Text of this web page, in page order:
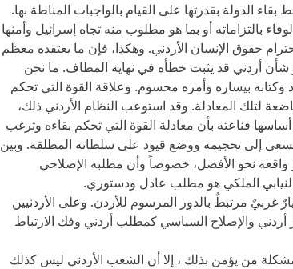
بقاء الدولة بقدرتها على القيام بالواجبات المناطة بها.
بالتزاماته أو بما هو مطلوب منه تجاه إسرائيل وأمنها
حقوق الإنسان الأردني. وهكذا، فإن ما يعتقده معظم
شأن أردني قد يثبت خطأه في نهاية المطاف. ما نحن
وكتابه بيساره وأمره محسوم. وعلاقة القوة التي تحكم
لتلك المعادلة. وقد استوعب النظام الأردني ذلك،
قناعته بأن معادلة القوة التي تحكم بقاءه وترغب
إلى تحجيمه ووضع قيود على سلطاته المطلقة. وبين
نحو الأفضل، خصوصاً وأن مطلبه الإصلاحي
النيابي الملكي هو مطلب عادل ودستوري.
غربيٌ مرتبطٌ بالدور المرسوم للأردن. وعلى الأردنيين
أردني والإصلاح السياسي كمطلب أردني وفك الارتباط
من يؤمن بذلك ، إلا أن الشعب الأردني ليس كذلك